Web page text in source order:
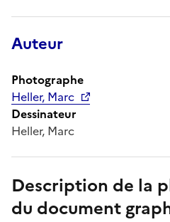
Auteur
Photographe
Heller, Marc
Dessinateur
Heller, Marc
Description de la
du document